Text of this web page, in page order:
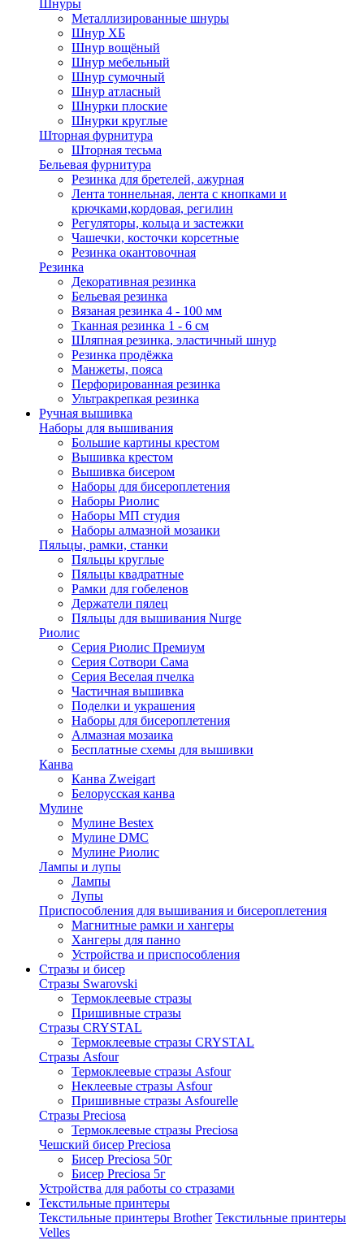
Шнуры
Металлизированные шнуры
Шнур ХБ
Шнур вощёный
Шнур мебельный
Шнур сумочный
Шнур атласный
Шнурки плоские
Шнурки круглые
Шторная фурнитура
Шторная тесьма
Бельевая фурнитура
Резинка для бретелей, ажурная
Лента тоннельная, лента с кнопками и
крючками,кордовая, регилин
Регуляторы, кольца и застежки
Чашечки, косточки корсетные
Резинка окантовочная
Резинка
Декоративная резинка
Бельевая резинка
Вязаная резинка 4 - 100 мм
Тканная резинка 1 - 6 см
Шляпная резинка, эластичный шнур
Резинка продёжка
Манжеты, пояса
Перфорированная резинка
Ультракрепкая резинка
Ручная вышивка
Наборы для вышивания
Большие картины крестом
Вышивка крестом
Вышивка бисером
Наборы для бисероплетения
Наборы Риолис
Наборы МП студия
Наборы алмазной мозаики
Пяльцы, рамки, станки
Пяльцы круглые
Пяльцы квадратные
Рамки для гобеленов
Держатели пялец
Пяльцы для вышивания Nurge
Риолис
Серия Риолис Премиум
Серия Сотвори Сама
Серия Веселая пчелка
Частичная вышивка
Поделки и украшения
Наборы для бисероплетения
Алмазная мозаика
Бесплатные схемы для вышивки
Канва
Канва Zweigart
Белорусская канва
Мулине
Мулине Bestex
Мулине DMC
Мулине Риолис
Лампы и лупы
Лампы
Лупы
Приспособления для вышивания и бисероплетения
Магнитные рамки и хангеры
Хангеры для панно
Устройства и приспособления
Стразы и бисер
Стразы Swarovski
Термоклеевые стразы
Пришивные стразы
Стразы CRYSTAL
Термоклеевые стразы CRYSTAL
Стразы Asfour
Термоклеевые стразы Asfour
Неклеевые стразы Asfour
Пришивные стразы Asfourelle
Стразы Preciosa
Термоклеевые стразы Preciosa
Чешский бисер Preciosa
Бисер Preciosa 50г
Бисер Preciosa 5г
Устройства для работы со стразами
Текстильные принтеры
Текстильные принтеры Brother Текстильные принтеры
Velles